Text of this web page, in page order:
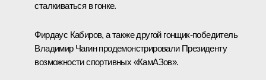
сталкиваться в гонке.
Фирдаус Кабиров, а также другой гонщик-победитель
Владимир Чагин продемонстрировали Президенту
возможности спортивных «КамАЗов».